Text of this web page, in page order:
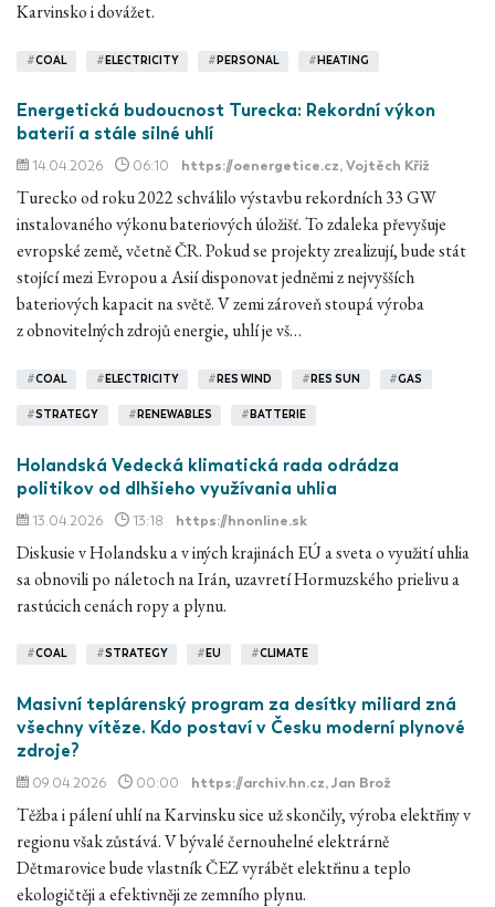
Karvinsko i dovážet.
#COAL # ELECTRICITY # PERSONAL # HEATING
Energetická budoucnost Turecka: Rekordní výkon
baterií a stále silné uhlí
14.04.2026 06:10 https://oenergetice.cz, Vojtěch Kříž
Turecko od roku 2022 schválilo výstavbu rekordních 33 GW
instalovaného výkonu bateriových úložišť. To zdaleka převyšuje
evropské země, včetně ČR. Pokud se projekty zrealizují, bude stát
stojící mezi Evropou a Asií disponovat jedněmi z nejvyšších
bateriových kapacit na světě. V zemi zároveň stoupá výroba
z obnovitelných zdrojů energie, uhlí je vš…
#COAL # ELECTRICITY # RES WIND # RES SUN #GAS
#STRATEGY # RENEWABLES # BATTERIE
Holandská Vedecká klimatická rada odrádza
politikov od dlhšieho využívania uhlia
13.04.2026 13:18 https://hnonline.sk
Diskusie v Holandsku a v iných krajinách EÚ a sveta o využití uhlia
sa obnovili po náletoch na Irán, uzavretí Hormuzského prielivu a
rastúcich cenách ropy a plynu.
#COAL #STRATEGY # EU #CLIMATE
Masivní teplárenský program za desítky miliard zná
všechny vítěze. Kdo postaví v Česku moderní plynové
zdroje?
09.04.2026 00:00 https://archiv.hn.cz, Jan Brož
Těžba i pálení uhlí na Karvinsku sice už skončily, výroba elektřiny v
regionu však zůstává. V bývalé černouhelné elektrárně
Dětmarovice bude vlastník ČEZ vyrábět elektřinu a teplo
ekologičtěji a efektivněji ze zemního plynu.